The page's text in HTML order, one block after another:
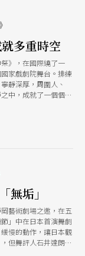
多重時空
》，在國際繞了一
家戲劇院舞台。排練
靜深厚，周圍人、
中，成就了一個個無
無垢」
藝術劇場之邀，在五
」中在日本首演舞劇
慢的動作，讓日本觀
但舞評人石井達朗則